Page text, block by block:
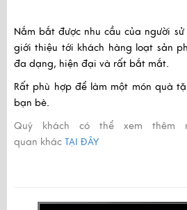
Nắm bắt được nhu cầu của người
giới thiệu tới khách hàng loạt sản
đa dạng, hiện đại và rất bắt mắt.
Rất phù hợp để làm một món quà
bạn bè.
Quý khách có thể xem thêm
quan khác TẠI ĐÂY